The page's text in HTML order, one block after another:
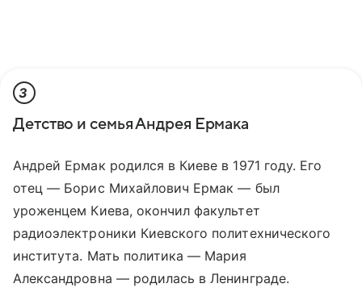
3
Детство и семья Андрея Ермака
Андрей Ермак родился в Киеве в 1971 году. Его
отец — Борис Михайлович Ермак — был
уроженцем Киева, окончил факультет
радиоэлектроники Киевского политехнического
института. Мать политика — Мария
Александровна — родилась в Ленинграде.